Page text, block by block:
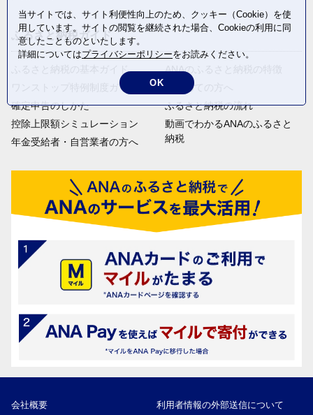
ふるさと納税ガイド
ふるさと納税の基本ガイド
ワンストップ特例制度ガイド
確定申告のしかた
控除上限額シミュレーション
年金受給者・自営業者の方へ
ANAのふるさと納税の特徴
はじめての方へ
ふるさと納税の流れ
動画でわかるANAのふるさと
納税
会社概要 利用者情報の外部送信について
当サイトでは、サイト利便性向上のため、クッキー（Cookie）を使
用しています。サイトの閲覧を継続された場合、Cookieの利用に同
意したことものといたします。
詳細についてはプライバシーポリシーをお読みください。
OK